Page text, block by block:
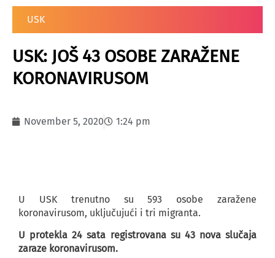
USK
USK: JOŠ 43 OSOBE ZARAŽENE
KORONAVIRUSOM
November 5, 2020 1:24 pm
U USK trenutno su 593 osobe zaražene
koronavirusom, uključujući i tri migranta.
U protekla 24 sata registrovana su 43 nova slučaja
zaraze koronavirusom.